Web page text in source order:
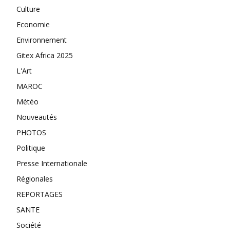
Culture
Economie
Environnement
Gitex Africa 2025
L'Art
MAROC
Météo
Nouveautés
PHOTOS
Politique
Presse Internationale
Régionales
REPORTAGES
SANTE
Société